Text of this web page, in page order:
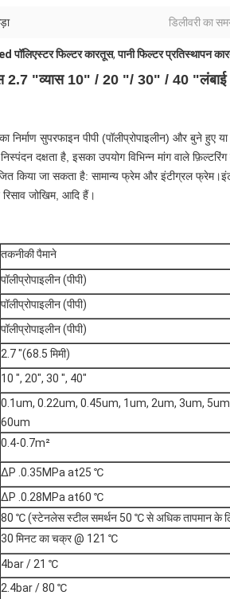
डिलीवरी का
पॉलिएस्टर फिल्टर कारतूस,पानी फिल्टर प्रतिस्थापन
2.7 "व्यास 10" / 20 "/ 30" / 40 "लंबाई 1
निर्माण सुपरफाइन पीपी (पॉलीप्रोपाइलीन) और बुने हुए
दक्षता है, इसका उपयोग विभिन्न मांग वाले
किया जा सकता है: सामान्य फ्रेम और इंटीग्रल
जोखिम, आदि हैं।
तकनीकी पैमाने
पॉलीप्रोपाइलीन (पीपी)
पॉलीप्रोपाइलीन (पीपी)
पॉलीप्रोपाइलीन (पीपी)
2.7 "(68.5 मिमी)
10 ", 20", 30 ", 40"
0.1um, 0.22um, 0.45um, 1um, 2um, 3um,
60um
0.4-0.7m²
ΔP .0.35MPa at25 ℃
ΔP .0.28MPa at60 ℃
80 ℃ (स्टेनलेस स्टील समर्थन 50 ℃ से अधिक तापमान के
30 मिनट का चक्र @ 121 ℃
4bar / 21 ℃
2.4bar / 80 ℃